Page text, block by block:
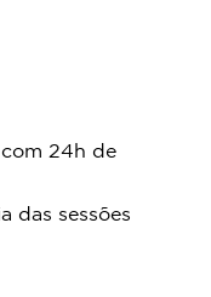
24h de
das sessões